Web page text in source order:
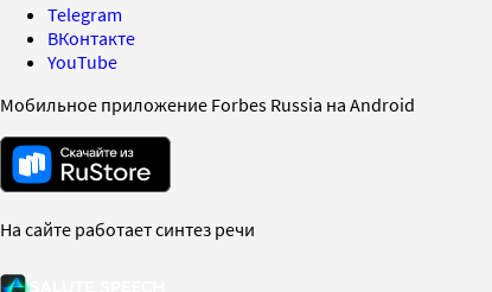
Telegram
ВКонтакте
YouTube
Мобильное приложение Forbes Russia на Android
На сайте работает синтез речи